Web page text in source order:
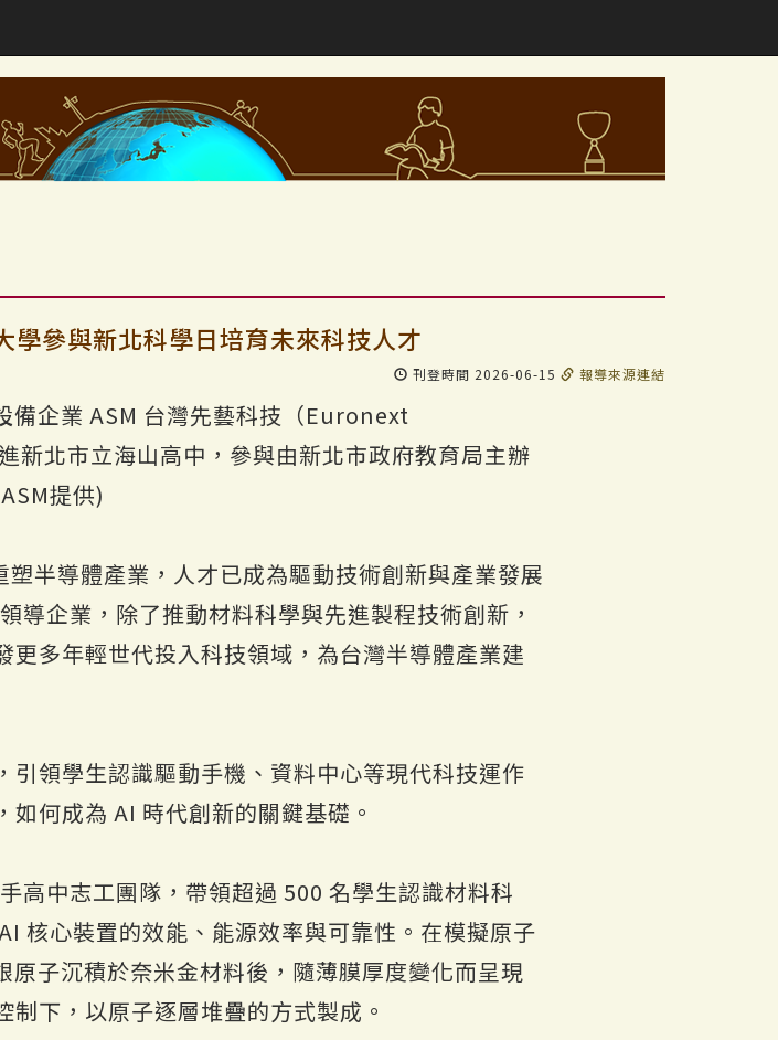
學參與新北科學日培育未來科技人才
刊登時間 2026-06-15 報導來源連結
備企業 ASM 台灣先藝科技（Euronext
北市立海山高中，參與由新北市政府教育局主辦
提供)
半導體產業，人才已成為驅動技術創新與產業發展
導企業，除了推動材料科學與先進製程技術創新，
多年輕世代投入科技領域，為台灣半導體產業建
引領學生認識驅動手機、資料中心等現代科技運作
何成為 AI 時代創新的關鍵基礎。
高中志工團隊，帶領超過 500 名學生認識材料科
核心裝置的效能、能源效率與可靠性。在模擬原子
子沉積於奈米金材料後，隨薄膜厚度變化而呈現
下，以原子逐層堆疊的方式製成。